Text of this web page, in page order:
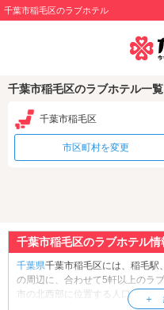
千葉市稲毛区のラブホテル
千葉市稲毛区のラブホテル一覧
千葉市稲毛区
市区町村を変更
千葉市稲毛区のラブホテル情
千葉県千葉市稲毛区には、稲毛駅
の周辺に、合わせて5軒以上のラ
市の北西部に位置する人口約16